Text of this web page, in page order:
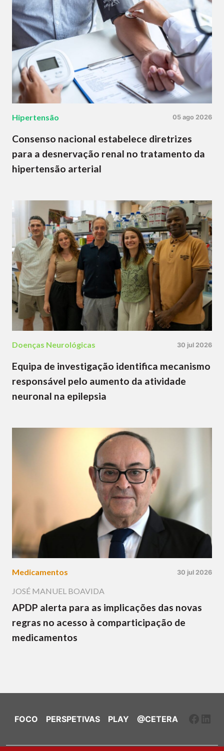
Hipertensão 05 ago 2026
Consenso nacional estabelece diretrizes
para a desnervação renal no tratamento da
hipertensão arterial
Doenças Neurológicas 30 jul 2026
Equipa de investigação identifica mecanismo
responsável pelo aumento da atividade
neuronal na epilepsia
Medicamentos 30 jul 2026
JOSÉ MANUEL BOAVIDA
APDP alerta para as implicações das novas
regras no acesso à comparticipação de
medicamentos
FOCO PERSPETIVAS PLAY @CETERA